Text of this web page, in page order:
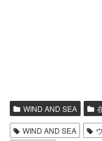
WIND AND SEA
WIND AND SEA